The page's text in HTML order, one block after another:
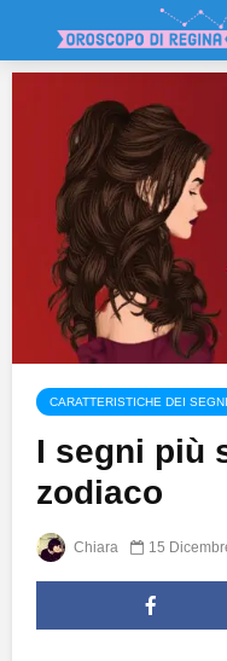
CARATTERISTICHE DEI SEGNI
I segni più
zodiaco
Chiara 15